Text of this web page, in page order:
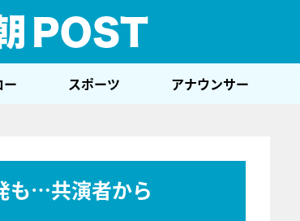
ー スポーツ アナウンサー
も…共演者から